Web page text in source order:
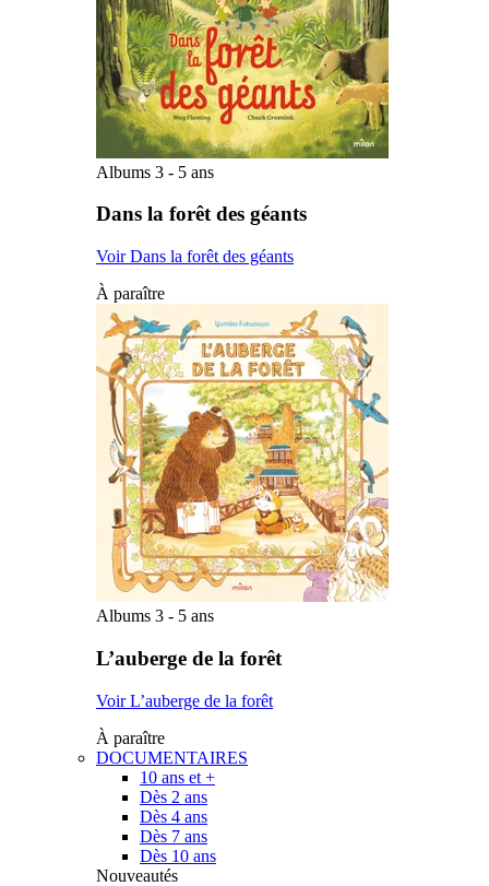
Albums 3 - 5 ans
Dans la forêt des géants
Voir Dans la forêt des géants
À paraître
Albums 3 - 5 ans
L’auberge de la forêt
Voir L’auberge de la forêt
À paraître
DOCUMENTAIRES
10 ans et +
Dès 2 ans
Dès 4 ans
Dès 7 ans
Dès 10 ans
Nouveautés